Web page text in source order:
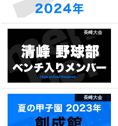
長崎大会
長崎大会